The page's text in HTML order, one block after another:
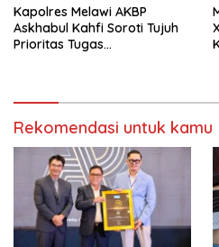
Kapolres Melawi AKBP
Askhabul Kahfi Soroti Tujuh
Prioritas Tugas
Rekomendasi untuk kamu